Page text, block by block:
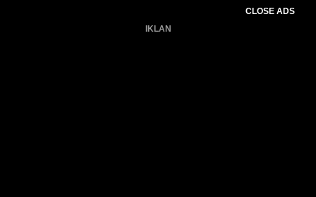
CLOSE ADS
IKLAN